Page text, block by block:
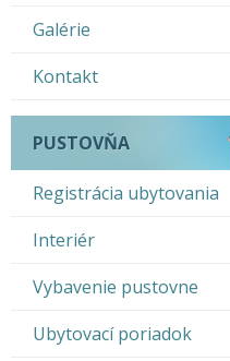
Galérie
Kontakt
PUSTOVŇA
Registrácia ubytovania
Interiér
Vybavenie pustovne
Ubytovací poriadok